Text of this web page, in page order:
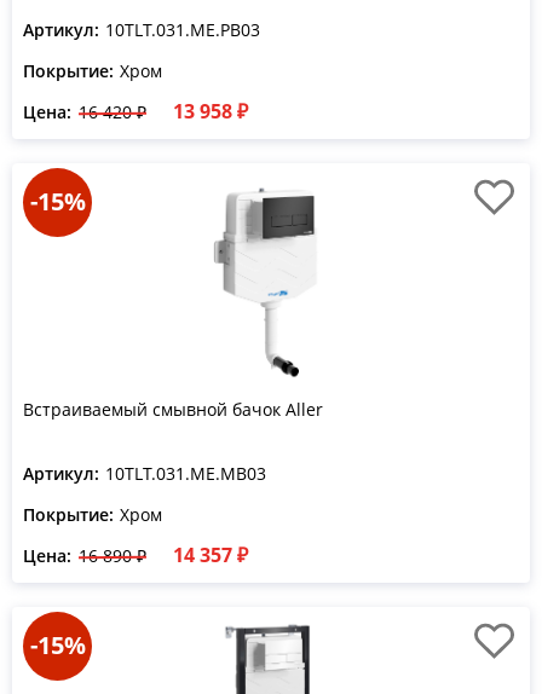
Артикул: 10TLT.031.ME.PB03
Покрытие: Хром
Цена: 16 420 ₽ 13 958 ₽
-15%
Встраиваемый смывной бачок Aller
Артикул: 10TLT.031.ME.MB03
Покрытие: Хром
Цена: 16 890 ₽ 14 357 ₽
-15%